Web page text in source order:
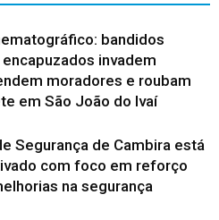
bandidos
invadem
moradores e roubam
em São João do Ivaí
Segurança de Cambira está
com foco em reforço
na segurança